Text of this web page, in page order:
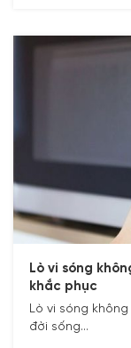
Lò vi sóng
khắc phục
Lò vi sóng
đời sống...